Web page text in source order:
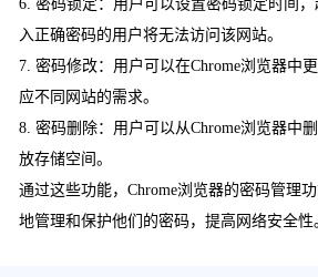
6. 密码锁定：用户可以设置密码锁定时间
入正确密码的用户将无法访问该网站。
7. 密码修改：用户可以在Chrome浏览器中
应不同网站的需求。
8. 密码删除：用户可以从Chrome浏览器中
放存储空间。
通过这些功能，Chrome浏览器的密码管理
地管理和保护他们的密码，提高网络安全性